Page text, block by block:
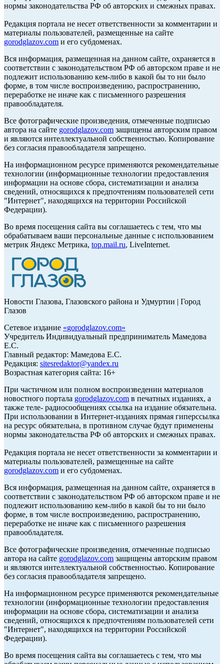
нормы законодательства РФ об авторских и смежных правах.
Редакция портала не несет ответственности за комментарии и
материалы пользователей, размещенные на сайте
gorodglazov.com и его субдоменах.
Вся информация, размещенная на данном сайте, охраняется в
соответствии с законодательством РФ об авторском праве и не
подлежит использованию кем-либо в какой бы то ни было
форме, в том числе воспроизведению, распространению,
переработке не иначе как с письменного разрешения
правообладателя.
Все фотографические произведения, отмеченные подписью
автора на сайте gorodglazov.com защищены авторским правом
и являются интеллектуальной собственностью. Копирование
без согласия правообладателя запрещено.
На информационном ресурсе применяются рекомендательные
технологии (информационные технологии предоставления
информации на основе сбора, систематизации и анализа
сведений, относящихся к предпочтениям пользователей сети
"Интернет", находящихся на территории Российской
Федерации).
Во время посещения сайта вы соглашаетесь с тем, что мы
обрабатываем ваши персональные данные с использованием
метрик Яндекс Метрика, top.mail.ru, LiveInternet.
Новости Глазова, Глазовского района и Удмуртии | Город
Глазов
Сетевое издание «gorodglazov.com»
Учредитель Индивидуальный предприниматель Мамедова
Е.С.
Главный редактор: Мамедова Е.С.
Редакция: sitesredaktor@yandex.ru
Возрастная категория сайта: 16+
При частичном или полном воспроизведении материалов
новостного портала gorodglazov.com в печатных изданиях, а
также теле- радиосообщениях ссылка на издание обязательна.
При использовании в Интернет-изданиях прямая гиперссылка
на ресурс обязательна, в противном случае будут применены
нормы законодательства РФ об авторских и смежных правах.
Редакция портала не несет ответственности за комментарии и
материалы пользователей, размещенные на сайте
gorodglazov.com и его субдоменах.
Вся информация, размещенная на данном сайте, охраняется в
соответствии с законодательством РФ об авторском праве и не
подлежит использованию кем-либо в какой бы то ни было
форме, в том числе воспроизведению, распространению,
переработке не иначе как с письменного разрешения
правообладателя.
Все фотографические произведения, отмеченные подписью
автора на сайте gorodglazov.com защищены авторским правом
и являются интеллектуальной собственностью. Копирование
без согласия правообладателя запрещено.
На информационном ресурсе применяются рекомендательные
технологии (информационные технологии предоставления
информации на основе сбора, систематизации и анализа
сведений, относящихся к предпочтениям пользователей сети
"Интернет", находящихся на территории Российской
Федерации).
Во время посещения сайта вы соглашаетесь с тем, что мы